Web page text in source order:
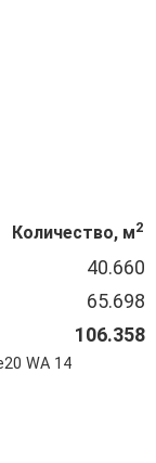
Количество, м2
40.660
65.698
106.358
WA 14